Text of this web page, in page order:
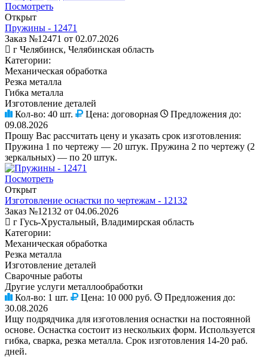
Посмотреть
Открыт
Пружины - 12471
Заказ №12471 от 02.07.2026
г Челябинск, Челябинская область
Категории:
Механическая обработка
Резка металла
Гибка металла
Изготовление деталей
Кол-во: 40 шт. Цена: договорная
Предложения до:
09.08.2026
Прошу Вас рассчитать цену и указать срок изготовления:
Пружина 1 по чертежу — 20 штук. Пружина 2 по чертежу (2
зеркальных) — по 20 штук.
Посмотреть
Открыт
Изготовление оснастки по чертежам - 12132
Заказ №12132 от 04.06.2026
г Гусь-Хрустальный, Владимирская область
Категории:
Механическая обработка
Резка металла
Изготовление деталей
Сварочные работы
Другие услуги металлообработки
Кол-во: 1 шт. Цена: 10 000 руб.
Предложения до:
30.08.2026
Ищу подрядчика для изготовления оснастки на постоянной
основе. Оснастка состоит из нескольких форм. Используется
гибка, сварка, резка металла. Срок изготовления 14-20 раб.
дней.